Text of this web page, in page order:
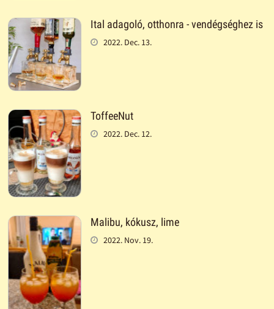
Ital adagoló, otthonra - vendégséghez is
2022. Dec. 13.
ToffeeNut
2022. Dec. 12.
Malibu, kókusz, lime
2022. Nov. 19.